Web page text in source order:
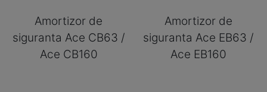
Amortizor de
siguranta Ace CB63 /
Ace CB160
Amortizor de
siguranta Ace EB63 /
Ace EB160